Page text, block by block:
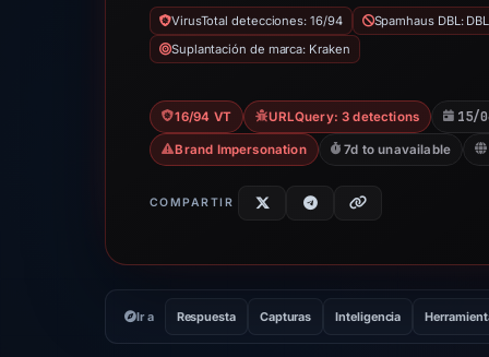
VirusTotal detecciones: 16/94
Spamhaus DBL:
Suplantación de marca: Kraken
16/94 VT URLQuery: 3 detections 15/
Brand Impersonation 7d to unavailable
COMPARTIR
Ir a Respuesta Capturas Inteligencia